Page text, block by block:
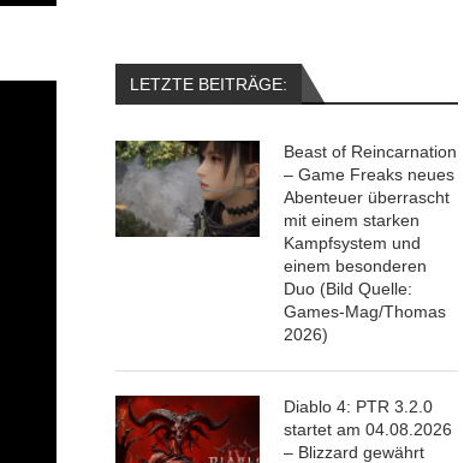
LETZTE BEITRÄGE:
Beast of Reincarnation
– Game Freaks neues
Abenteuer überrascht
mit einem starken
Kampfsystem und
einem besonderen
Duo (Bild Quelle:
Games-Mag/Thomas
2026)
Diablo 4: PTR 3.2.0
startet am 04.08.2026
– Blizzard gewährt